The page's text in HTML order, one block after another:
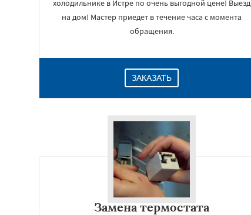
холодильнике в Истре по очень выгодной цене! Выезд
на дом! Мастер приедет в течение часа с момента
обращения.
ЗАКАЗАТЬ
Замена термостата